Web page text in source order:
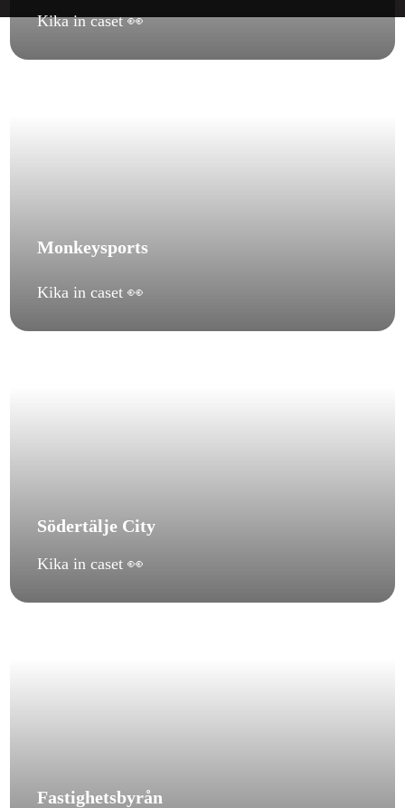
Kika in caset 👀
Monkeysports
Kika in caset 👀
Södertälje City
Kika in caset 👀
Fastighetsbyrån